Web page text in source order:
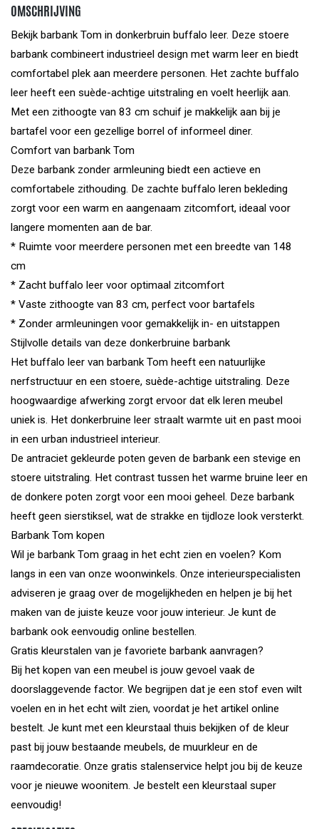
OMSCHRIJVING
Bekijk barbank Tom in donkerbruin buffalo leer. Deze stoere
barbank combineert industrieel design met warm leer en biedt
comfortabel plek aan meerdere personen. Het zachte buffalo
leer heeft een suède-achtige uitstraling en voelt heerlijk aan.
Met een zithoogte van 83 cm schuif je makkelijk aan bij je
bartafel voor een gezellige borrel of informeel diner.
Comfort van barbank Tom
Deze barbank zonder armleuning biedt een actieve en
comfortabele zithouding. De zachte buffalo leren bekleding
zorgt voor een warm en aangenaam zitcomfort, ideaal voor
langere momenten aan de bar.
* Ruimte voor meerdere personen met een breedte van 148
cm
* Zacht buffalo leer voor optimaal zitcomfort
* Vaste zithoogte van 83 cm, perfect voor bartafels
* Zonder armleuningen voor gemakkelijk in- en uitstappen
Stijlvolle details van deze donkerbruine barbank
Het buffalo leer van barbank Tom heeft een natuurlijke
nerfstructuur en een stoere, suède-achtige uitstraling. Deze
hoogwaardige afwerking zorgt ervoor dat elk leren meubel
uniek is. Het donkerbruine leer straalt warmte uit en past mooi
in een urban industrieel interieur.
De antraciet gekleurde poten geven de barbank een stevige en
stoere uitstraling. Het contrast tussen het warme bruine leer en
de donkere poten zorgt voor een mooi geheel. Deze barbank
heeft geen sierstiksel, wat de strakke en tijdloze look versterkt.
Barbank Tom kopen
Wil je barbank Tom graag in het echt zien en voelen? Kom
langs in een van onze woonwinkels. Onze interieurspecialisten
adviseren je graag over de mogelijkheden en helpen je bij het
maken van de juiste keuze voor jouw interieur. Je kunt de
barbank ook eenvoudig online bestellen.
Gratis kleurstalen van je favoriete barbank aanvragen?
Bij het kopen van een meubel is jouw gevoel vaak de
doorslaggevende factor. We begrijpen dat je een stof even wilt
voelen en in het echt wilt zien, voordat je het artikel online
bestelt. Je kunt met een kleurstaal thuis bekijken of de kleur
past bij jouw bestaande meubels, de muurkleur en de
raamdecoratie. Onze gratis stalenservice helpt jou bij de keuze
voor je nieuwe woonitem. Je bestelt een kleurstaal super
eenvoudig!